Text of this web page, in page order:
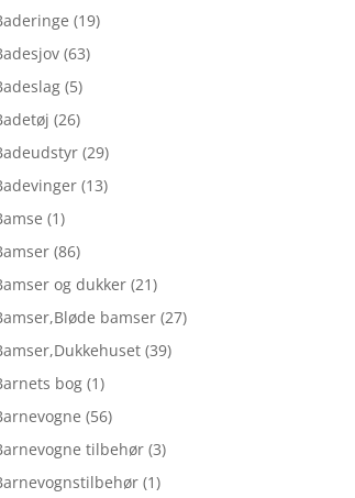
(19)
(63)
(5)
(26)
(29)
(13)
(1)
(86)
og dukker (21)
bamser (27)
(39)
bog (1)
(56)
tilbehør (3)
(1)